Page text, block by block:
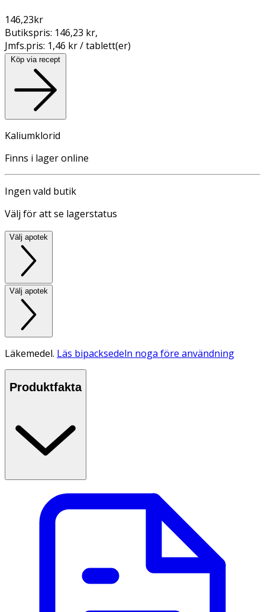
146,23kr
Butikspris: 146,23 kr,
Jmfs.pris: 1,46 kr / tablett(er)
Köp via recept
Kaliumklorid
Finns i lager online
Ingen vald butik
Välj för att se lagerstatus
Välj apotek
Välj apotek
Läkemedel. Läs bipacksedeln noga före användning
Produktfakta